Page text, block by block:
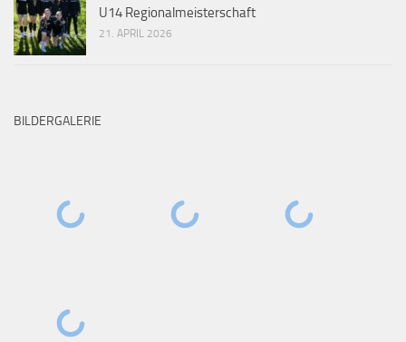
U14 Regionalmeisterschaft
21. APRIL 2026
BILDERGALERIE